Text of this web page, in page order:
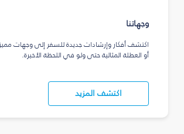
وجهاتنا
اكتشف أفكار وإرشادات جديدة للسفر إلى وجهات
أو العطلة المثالية حتى ولو في اللحظة الأخيرة.
اكتشف المزيد